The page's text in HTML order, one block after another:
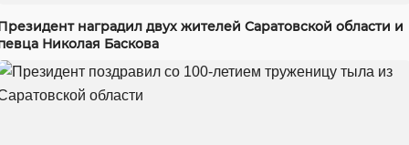
наградил двух жителей Саратовской области и
Николая Баскова